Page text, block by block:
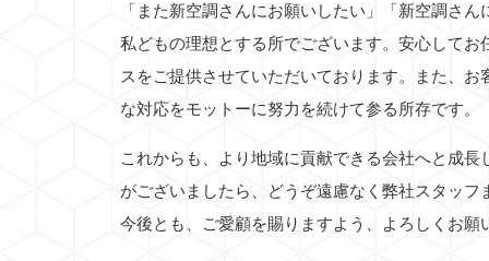
「また新空調さんにお願いしたい」「新空調さ
私どもの理想とする所でございます。安心して
スをご提供させていただいております。また、
な対応をモットーに努力を続けて参る所存です。
これからも、より地域に貢献できる会社へと成
がございましたら、どうぞ遠慮なく弊社スタッ
今後とも、ご愛顧を賜りますよう、よろしくお願